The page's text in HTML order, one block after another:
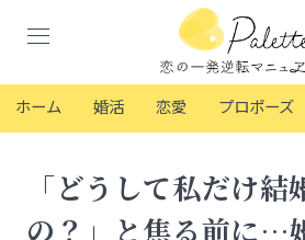
ホーム 婚活 恋愛 プロポーズ
「どうして私だけ
の？」と焦る前に…